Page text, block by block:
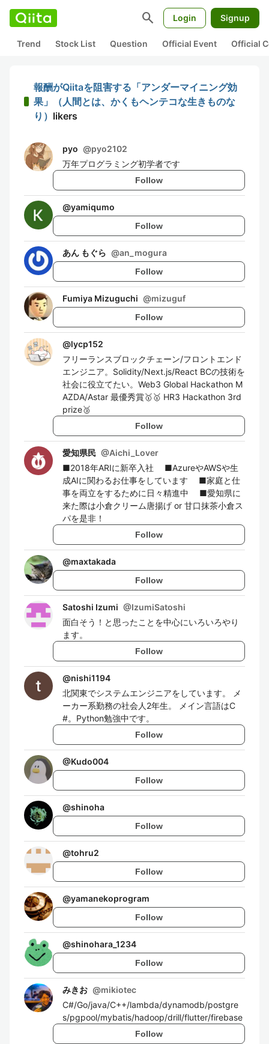
search Login Signup
Trend Stock List Question Official Event Official
報酬がQiitaを阻害する「アンダーマイニング効
果」（人間とは、かくもヘンテコな生きものな
り） likers
pyo @pyo2102
万年プログラミング初学者です
Follow
@yamiqumo
Follow
あん もぐら @an_mogura
Follow
Fumiya Mizuguchi @mizuguf
Follow
@lycp152
フリーランスブロックチェーン/フロントエンド
エンジニア。Solidity/Next.js/React BCの技術を
社会に役立てたい。Web3 Global Hackathon M
AZDA/Astar 最優秀賞🥇🥇 HR3 Hackathon 3rd
prize🥉
Follow
愛知県民 @Aichi_Lover
■2018年ARIに新卒入社 ■AzureやAWSや生
成AIに関わるお仕事をしています ■家庭と仕
事を両立をするために日々精進中 ■愛知県に
来た際は小倉クリーム唐揚げ or 甘口抹茶小倉ス
パを是非！
Follow
@maxtakada
Follow
Satoshi Izumi @IzumiSatoshi
面白そう！と思ったことを中心にいろいろやり
ます。
Follow
@nishi1194
北関東でシステムエンジニアをしています。 メ
ーカー系勤務の社会人2年生。 メイン言語はC
#。Python勉強中です。
Follow
@Kudo004
Follow
@shinoha
Follow
@tohru2
Follow
@yamanekoprogram
Follow
@shinohara_1234
Follow
みきお @mikiotec
C#/Go/java/C++/lambda/dynamodb/postgre
s/pgpool/mybatis/hadoop/drill/flutter/firebase
Follow